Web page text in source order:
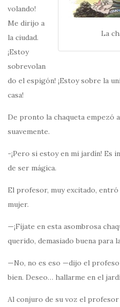
La
volando!
Me dirijo a
la ciudad.
¡Estoy
sobrevolan
do el espigón! ¡Estoy sobre la
casa!
De pronto la chaqueta empezó
suavemente.
-¡Pero si estoy en mi jardín! Es
de ser mágica.
El profesor, muy excitado,
mujer.
—¡Fíjate en esta asombrosa
querido, demasiado buena para
—No, no es eso —dijo el
bien. Deseo… hallarme en el
Al conjuro de su voz el